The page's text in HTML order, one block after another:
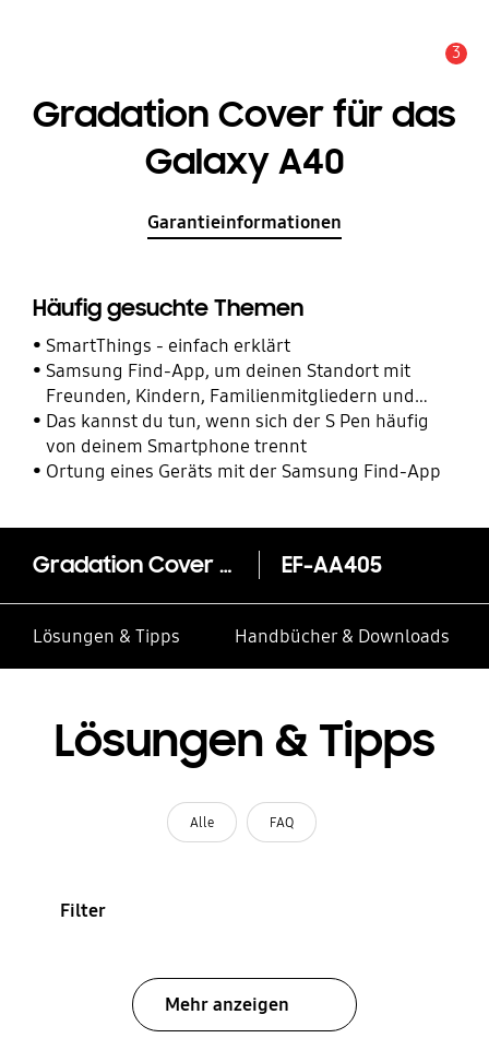
3
Gradation Cover für das
Galaxy A40
Garantieinformationen
Häufig gesuchte Themen
SmartThings - einfach erklärt
Samsung Find-App, um deinen Standort mit
Freunden, Kindern, Familienmitgliedern und
anderen Kontakten zu teilen
Das kannst du tun, wenn sich der S Pen häufig
von deinem Smartphone trennt
Ortung eines Geräts mit der Samsung Find-App
Gradation Cover für das Galaxy A40 EF-AA405
Lösungen & Tipps Handbücher & Downloads
Lösungen & Tipps
Alle FAQ
Filter
Mehr anzeigen